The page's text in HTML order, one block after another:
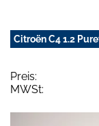
Citroën C4 1.2
Preis:
MWSt: